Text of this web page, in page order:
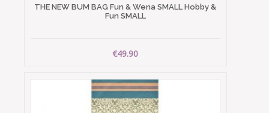
THE NEW BUM BAG Fun & Wena SMALL Hobby &
Fun SMALL
€49.90